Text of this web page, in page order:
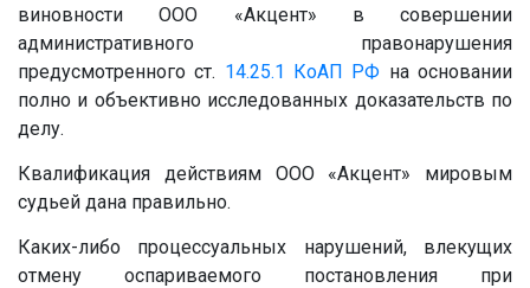
виновности ООО «Акцент» в совершении
административного правонарушения
предусмотренного ст. 14.25.1 КоАП РФ на основании
полно и объективно исследованных доказательств по
делу.
Квалификация действиям ООО «Акцент» мировым
судьей дана правильно.
Каких-либо процессуальных нарушений, влекущих
отмену оспариваемого постановления при